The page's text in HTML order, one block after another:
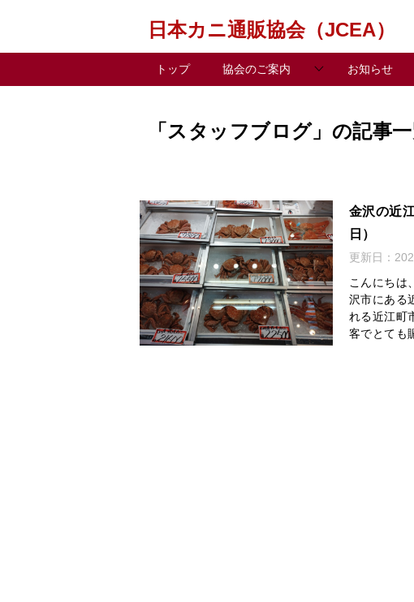
日本カニ通販協会（JCEA）
トップ 協会のご案内 お知らせ
「スタッフブログ」の記事
金沢の近
日）
更新日：
こんにちは
沢市にある
れる近江町
客でとても